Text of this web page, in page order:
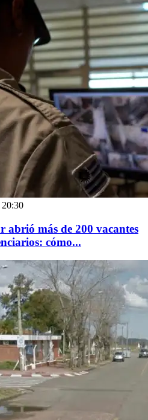
más de 200 vacantes
cómo...